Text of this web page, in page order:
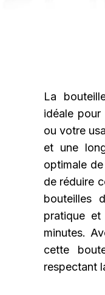
La
idéale
ou votre
et une
optimale
de réduire
bouteilles
pratique
minutes.
cette
respectant